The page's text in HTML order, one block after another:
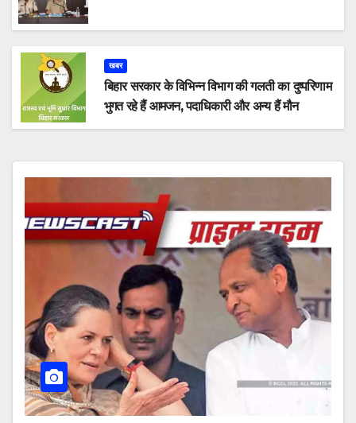
खबर
बिहार सरकार के विभिन्न विभाग की गलती का दुष्परिणाम
भुगत रहे हैं आमजन, पदाधिकारी और अन्य हैं मौन